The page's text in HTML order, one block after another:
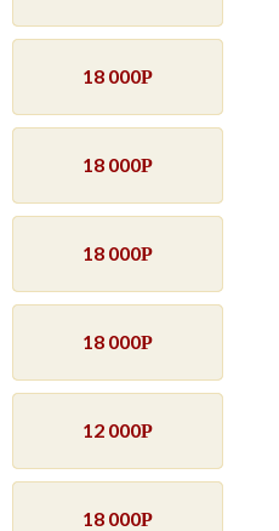
18 000Р
18 000Р
18 000Р
18 000Р
12 000Р
18 000Р